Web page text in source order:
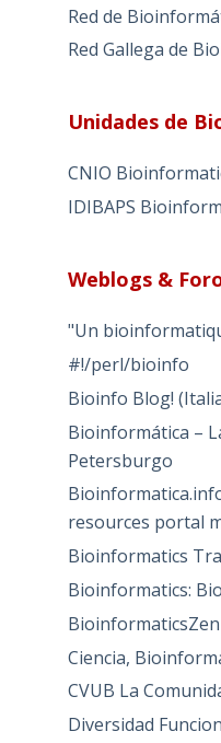
Red de
Red Gallega de
Unidades de
CNIO
IDIBAPS
Weblogs &
"Un
#!/perl/bioinfo
Bioinfo Blog!
Bioinformática –
Petersburgo
resources portal
Bioinformatics
Bioinformatics:
BioinformaticsZen
Ciencia,
CVUB La
Diversidad